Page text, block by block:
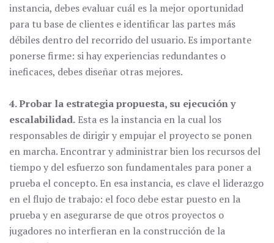
instancia, debes evaluar cuál es la mejor oportunidad
para tu base de clientes e identificar las partes más
débiles dentro del recorrido del usuario. Es importante
ponerse firme: si hay experiencias redundantes o
ineficaces, debes diseñar otras mejores.
4. Probar la estrategia propuesta, su ejecución y
escalabilidad. Esta es la instancia en la cual los
responsables de dirigir y empujar el proyecto se ponen
en marcha. Encontrar y administrar bien los recursos del
tiempo y del esfuerzo son fundamentales para poner a
prueba el concepto. En esa instancia, es clave el liderazgo
en el flujo de trabajo: el foco debe estar puesto en la
prueba y en asegurarse de que otros proyectos o
jugadores no interfieran en la construcción de la